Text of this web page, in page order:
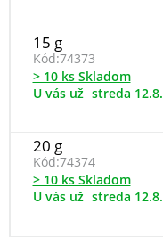
15 g
Kód:74373
> 10 ks Skladom
U vás už streda 12.8.
20 g
Kód:74374
> 10 ks Skladom
U vás už streda 12.8.